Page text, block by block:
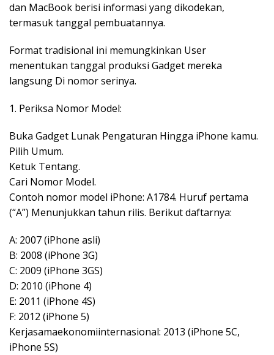
dan MacBook berisi informasi yang dikodekan,
termasuk tanggal pembuatannya.
Format tradisional ini memungkinkan User
menentukan tanggal produksi Gadget mereka
langsung Di nomor serinya.
1. Periksa Nomor Model:
Buka Gadget Lunak Pengaturan Hingga iPhone kamu.
Pilih Umum.
Ketuk Tentang.
Cari Nomor Model.
Contoh nomor model iPhone: A1784. Huruf pertama
(“A”) Menunjukkan tahun rilis. Berikut daftarnya:
A: 2007 (iPhone asli)
B: 2008 (iPhone 3G)
C: 2009 (iPhone 3GS)
D: 2010 (iPhone 4)
E: 2011 (iPhone 4S)
F: 2012 (iPhone 5)
Kerjasamaekonomiinternasional: 2013 (iPhone 5C,
iPhone 5S)